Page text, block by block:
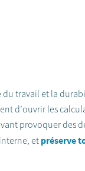
du travail et la
d’ouvrir les
provoquer des
et préserve